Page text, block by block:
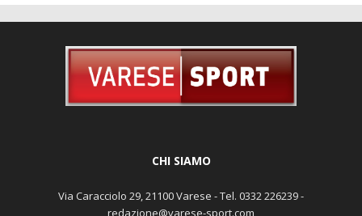
CHI SIAMO
Via Caracciolo 29, 21100 Varese - Tel. 0332 226239 -